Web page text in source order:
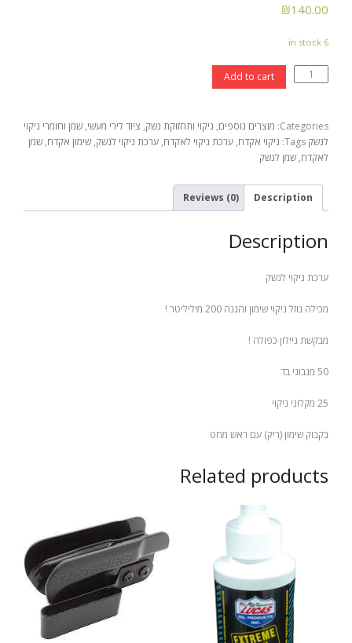
₪140.00
6 in stock
ערכת
ניקוי
quantity
Add to cart
Categories: מוצרים נוספים, ניקוי ותחזוקת נשק, ציוד לירי מעשי, שמן וחומרי ניקוי
לנשק Tags: ניקוי אקדח, ערכת ניקוי לאקדח, ערכת ניקוי לנשק, שימון אקדח, שמן
לאקדח, שמן לנשק
Description
Reviews (0)
Description
ערכת ניקוי לנשק
מכילה נוזל ניקוי שימון והגנה 200 מיליליטר !
מבקשת ניילון כפולה !
50 מגבוני בד
25 מקלוני ניקוי
בקבוק שימון (ריק) עם ראש מחט
Related products